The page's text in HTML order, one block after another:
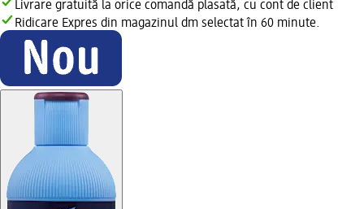
Livrare gratuită la orice comandă plasată, cu cont de client
Ridicare Expres din magazinul dm selectat în 60 minute.